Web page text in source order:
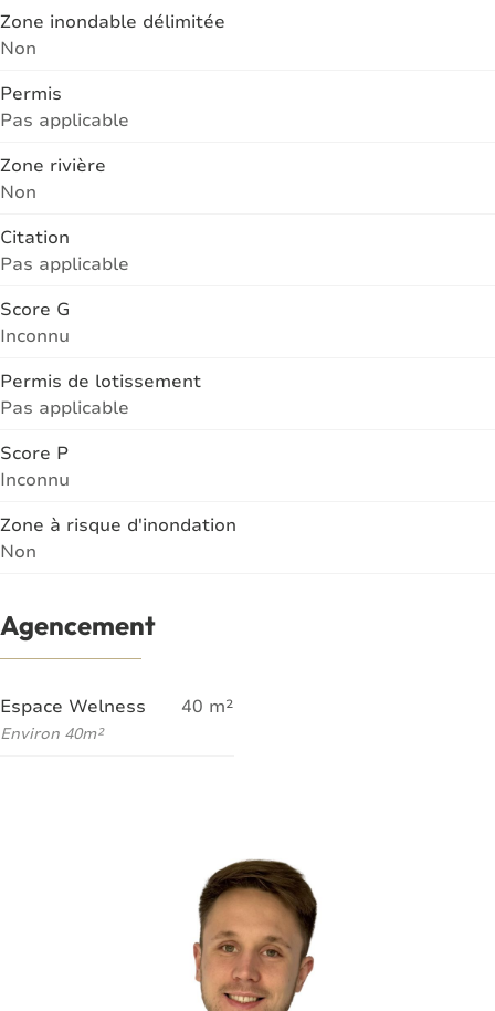
Zone inondable délimitée
Non
Permis
Pas applicable
Zone rivière
Non
Citation
Pas applicable
Score G
Inconnu
Permis de lotissement
Pas applicable
Score P
Inconnu
Zone à risque d'inondation
Non
Agencement
Espace Welness 40 m²
Environ 40m²